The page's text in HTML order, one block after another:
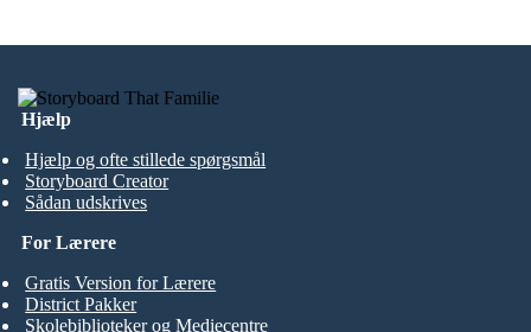
Hjælp
Hjælp og ofte stillede spørgsmål
Storyboard Creator
Sådan udskrives
For Lærere
Gratis Version for Lærere
District Pakker
Skolebiblioteker og Mediecentre